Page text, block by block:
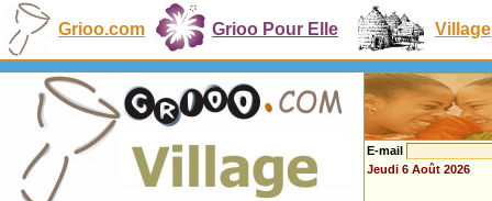
Grioo.com Grioo Pour Elle Village
E-mail
Jeudi 6 Août 2026